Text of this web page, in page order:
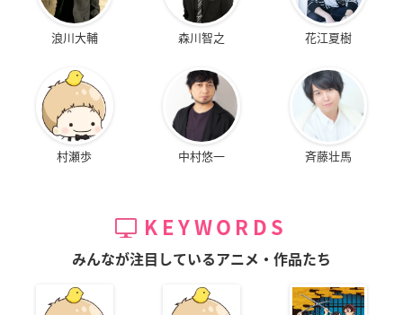
浪川大輔 森川智之 花江夏樹
村瀬歩 中村悠一 斉藤壮馬
KEYWORDS
みんなが注目しているアニメ・作品たち